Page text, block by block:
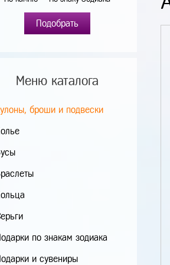
Подобрать
Меню каталога
броши и подвески
по знакам зодиака
и сувениры